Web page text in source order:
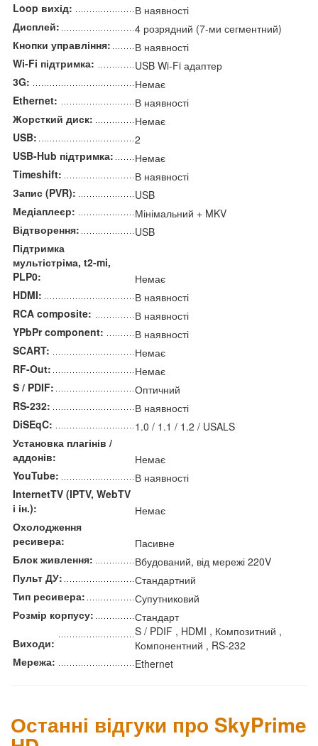
Loop вихід:
В наявності
Дисплей:
4 розрядний (7-ми сегментний)
Кнопки управління:
В наявності
Wi-Fi підтримка:
USB Wi-Fi адаптер
3G:
Немає
Ethernet:
В наявності
Жорсткий диск:
Немає
USB:
2
USB-Hub підтримка:
Немає
Timeshift:
В наявності
Запис (PVR):
USB
Медіаплеєр:
Мінімальний + MKV
Відтворення:
USB
Підтримка
мультістріма, t2-mi,
PLP0:
Немає
HDMI:
В наявності
RCA composite:
В наявності
YPbPr component:
В наявності
SCART:
Немає
RF-Out:
Немає
S / PDIF:
Оптичний
RS-232:
В наявності
DiSEqC:
1.0 / 1.1 / 1.2 / USALS
Установка плагінів /
аддонів:
Немає
YouTube:
В наявності
InternetTV (IPTV, WebTV
і ін.):
Немає
Охолодження
ресивера:
Пасивне
Блок живлення:
Вбудований, від мережі 220V
Пульт ДУ:
Стандартний
Тип ресивера:
Супутниковий
Розмір корпусу:
Стандарт
Виходи:
S / PDIF , HDMI , Композитний ,
Компонентний , RS-232
Мережа:
Ethernet
Останні відгуки про SkyPrime